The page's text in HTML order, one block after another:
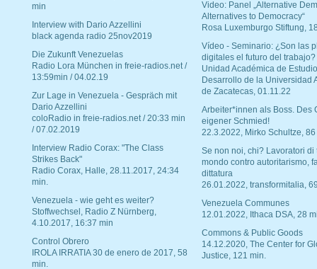
min
Interview with Dario Azzellini
black agenda radio 25nov2019
Die Zukunft Venezuelas
Radio Lora München in freie-radios.net /
13:59min / 04.02.19
Zur Lage in Venezuela - Gespräch mit
Dario Azzellini
coloRadio in freie-radios.net / 20:33 min
/ 07.02.2019
Interview Radio Corax: "The Class
Strikes Back"
Radio Corax, Halle, 28.11.2017, 24:34
min.
Venezuela - wie geht es weiter?
Stoffwechsel, Radio Z Nürnberg,
4.10.2017, 16:37 min
Control Obrero
IROLA IRRATIA 30 de enero de 2017, 58
min.
Video: Panel „Alternative
Alternatives to Democracy“
Rosa Luxemburgo Stiftung,
Vídeo - Seminario: ¿Son las
digitales el futuro del trabajo?
Unidad Académica de
Desarrollo de la Universidad
de Zacatecas, 01.11.22
Arbeiter*innen als Boss. Des
eigener Schmied!
22.3.2022, Mirko Schultze, 86
Se non noi, chi? Lavoratori di
mondo contro autoritarismo,
dittatura
26.01.2022, transformitalia,
Venezuela Communes
12.01.2022, Ithaca DSA, 28
Commons & Public Goods
14.12.2020, The Center for
Justice, 121 min.